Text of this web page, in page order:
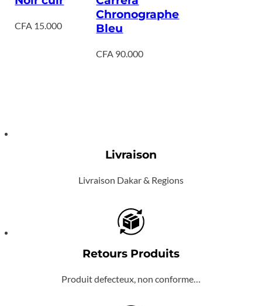
CFA 15.000
Chronographe
Bleu
CFA 90.000
Livraison
Livraison Dakar & Regions
Retours Produits
Produit defecteux, non conforme…